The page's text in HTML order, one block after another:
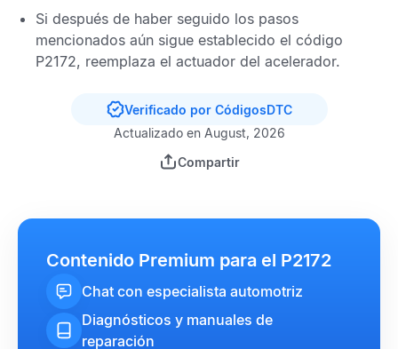
Si después de haber seguido los pasos
mencionados aún sigue establecido el código
P2172, reemplaza el actuador del acelerador.
Verificado por CódigosDTC
Actualizado en August, 2026
Compartir
Contenido Premium para el P2172
Chat con especialista automotriz
Diagnósticos y manuales de
reparación